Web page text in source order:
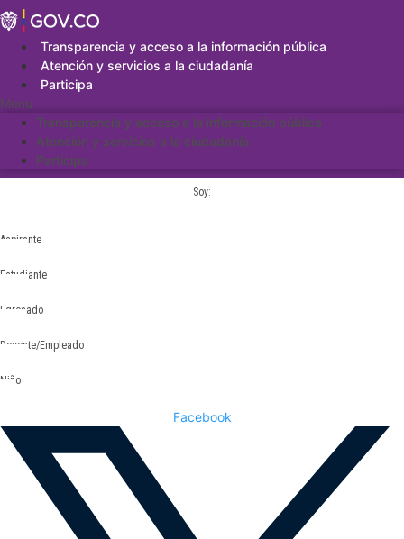
Saltar
al
contenidoTransparencia y acceso a la información pública
Atención y servicios a la ciudadanía
Participa
Menu
Transparencia y acceso a la información pública
Atención y servicios a la ciudadanía
Participa
Soy:
Aspirante
Estudiante
Egresado
Docente/Empleado
Niño
Facebook